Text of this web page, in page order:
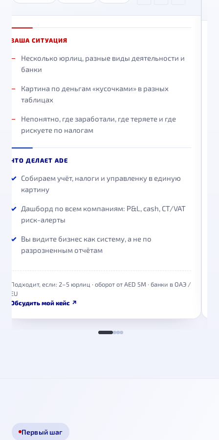
ВАША СИТУАЦИЯ
Несколько юрлиц, разные виды деятельности и
банки
Картина по деньгам «кусочками» в разных
таблицах
Непонятно, где заработали, где теряете и где
рискуете по налогам
ЧТО ДЕЛАЕТ ADE
Собираем учёт, налоги и управленку в единую
картину
Дашборд по всем компаниям: P&L, cash, CT/VAT
риск-алерты
Вы видите бизнес как систему, а не по
разрозненным отчётам
Подходит, если: 2–5 юрлиц · оборот от AED 5M · банки в ОАЭ /
EU
Обсудить мой кейс ↗
Первый шаг